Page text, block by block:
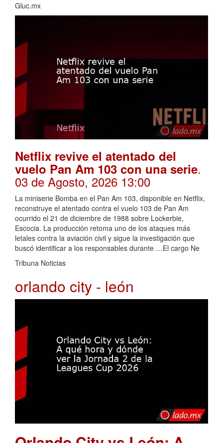
Gluc.mx
Netflix revive el atentado del
vuelo Pan Am 103 con una serie.
03 de Agosto, 2026 13:00
La miniserie Bomba en el Pan Am 103, disponible en Netflix,
reconstruye el atentado contra el vuelo 103 de Pan Am
ocurrido el 21 de diciembre de 1988 sobre Lockerbie,
Escocia. La producción retoma uno de los ataques más
letales contra la aviación civil y sigue la investigación que
buscó identificar a los responsables durante …El cargo Ne
Tribuna Noticias
orlando city - león